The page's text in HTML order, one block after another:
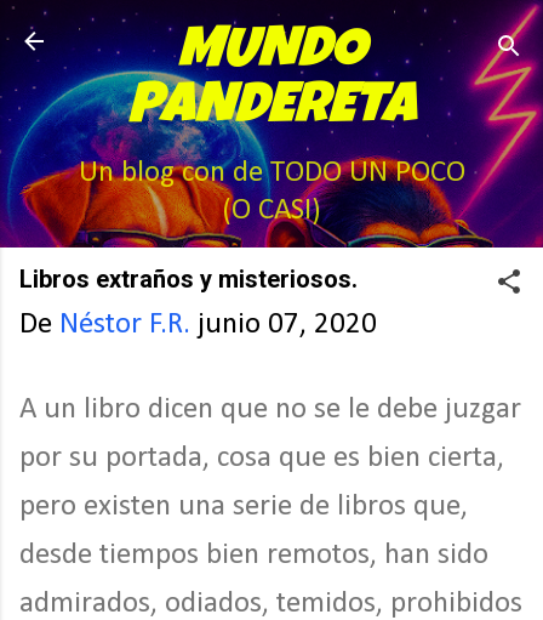
Ir al contenido principal
MUNDO
PANDERETA
Un blog con de TODO UN POCO
(O CASI)
Libros extraños y misteriosos.
De Néstor F.R. junio 07, 2020
A un libro dicen que no se le debe juzgar
por su portada, cosa que es bien cierta,
pero existen una serie de libros que,
desde tiempos bien remotos, han sido
admirados, odiados, temidos, prohibidos